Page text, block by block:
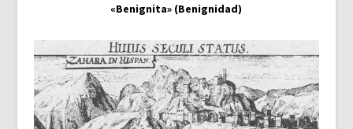
«Benignita» (Benignidad)